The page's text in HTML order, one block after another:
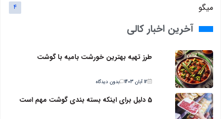
میگو 4
آخرین اخبار کالی
طرز تهیه بهترین خورشت بامیه با گوشت
12 آبان 1403 بدون دیدگاه
5 دلیل برای اینکه بسته بندی گوشت مهم است